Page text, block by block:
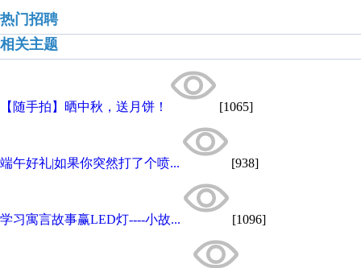
热门招聘
相关主题
【随手拍】晒中秋，送月饼！ [1065]
端午好礼|如果你突然打了个喷... [938]
学习寓言故事赢LED灯----小故... [1096]